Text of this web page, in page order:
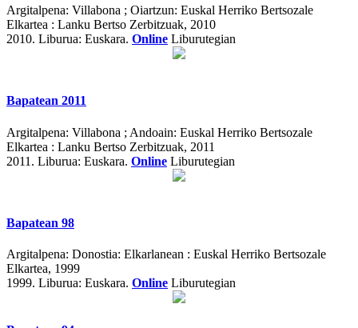
Argitalpena: Villabona ; Oiartzun: Euskal Herriko Bertsozale
Elkartea : Lanku Bertso Zerbitzuak, 2010
2010. Liburua: Euskara. Online Liburutegian
Bapatean 2011
Argitalpena: Villabona ; Andoain: Euskal Herriko Bertsozale
Elkartea : Lanku Bertso Zerbitzuak, 2011
2011. Liburua: Euskara. Online Liburutegian
Bapatean 98
Argitalpena: Donostia: Elkarlanean : Euskal Herriko Bertsozale
Elkartea, 1999
1999. Liburua: Euskara. Online Liburutegian